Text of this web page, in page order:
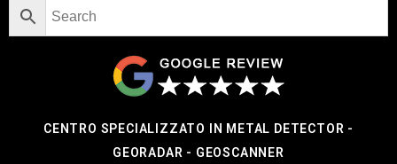
CENTRO SPECIALIZZATO IN METAL DETECTOR -
GEORADAR - GEOSCANNER